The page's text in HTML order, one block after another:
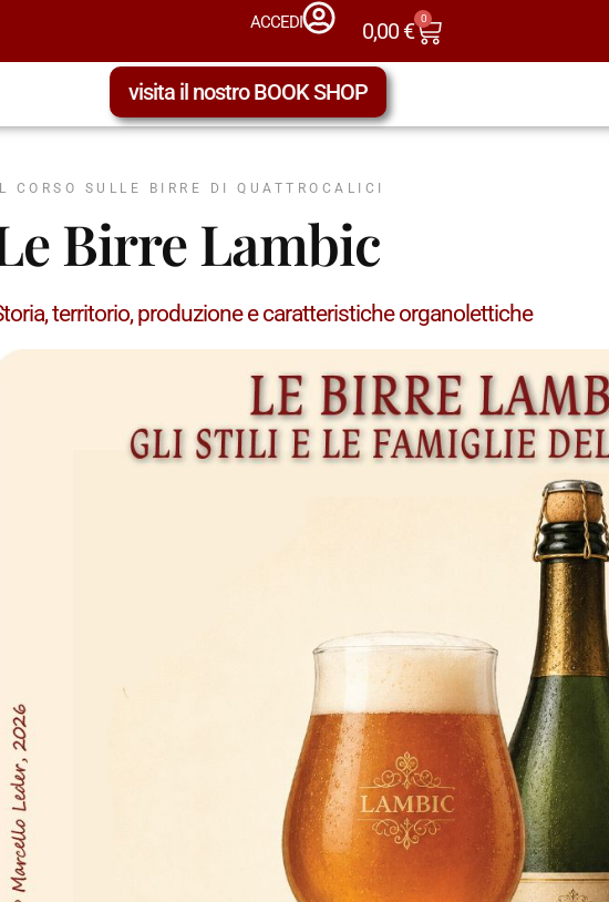
ACCEDI 0,00€ 0
visita il nostro BOOK SHOP
CORSO SULLE BIRRE DI QUATTROCALICI
Birre Lambic
territorio, produzione e caratteristiche organolettiche